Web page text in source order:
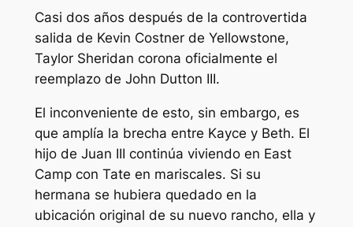
Casi dos años después de la controvertida
salida de Kevin Costner de Yellowstone,
Taylor Sheridan corona oficialmente el
reemplazo de John Dutton III.
El inconveniente de esto, sin embargo, es
que amplía la brecha entre Kayce y Beth. El
hijo de Juan III continúa viviendo en East
Camp con Tate en mariscales. Si su
hermana se hubiera quedado en la
ubicación original de su nuevo rancho, ella y